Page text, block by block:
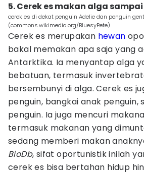
5. Cerek es makan alga
cerek es di dekat penguin Adelie dan penguin
(commons.wikimedia.org/BluesyPete)
Cerek es merupakan hewan
bakal memakan apa saja yang
Antarktika. Ia menyantap alga
bebatuan, termasuk
bersembunyi di alga. Cerek es
penguin, bangkai anak penguin,
penguin. Ia juga mencuri
termasuk makanan yang
sedang memberi makan
BioDb, sifat oportunistik inilah
cerek es bisa bertahan hidup